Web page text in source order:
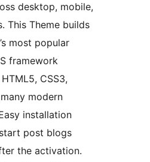
desktop, mobile,
This Theme builds
most popular
framework
CSS3,
modern
installation
post blogs
the activation.